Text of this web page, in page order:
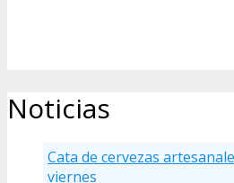
Noticias
Cata de cervezas
viernes